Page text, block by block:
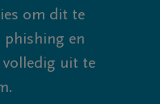
om dit te
phishing en
volledig uit te